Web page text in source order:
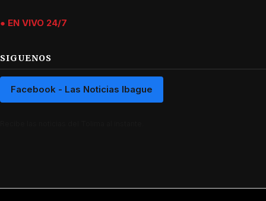
● EN VIVO 24/7
SIGUENOS
Facebook - Las Noticias Ibague